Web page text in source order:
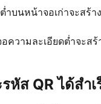
ำบนหน้าจอเก่าจะสร้
วามละเอียดต่ำจะส
ส QR ได้สำเ